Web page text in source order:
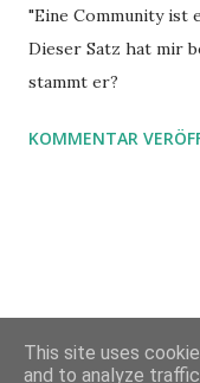
"Eine Community ist
Dieser Satz hat mir
stammt er?
KOMMENTAR
This site uses
and to analyze